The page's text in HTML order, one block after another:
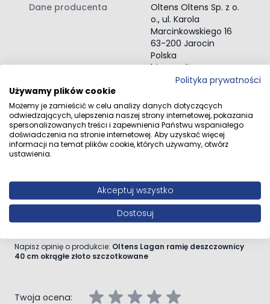
Dane producenta
Oltens Oltens Sp. z o.
o., ul. Karola
Marcinkowskiego 16
63-200 Jarocin
Polska
biuro@oltens.com
Przejdź do całego opisu
Napisz własną recenzję
Napisz opinię o produkcie: Oltens Lagan ramię deszczownicy
40 cm okrągłe złoto szczotkowane
Twoja ocena:
Polityka prywatności
Używamy plików cookie
Możemy je zamieścić w celu analizy danych dotyczących
odwiedzających, ulepszenia naszej strony internetowej, pokazania
spersonalizowanych treści i zapewnienia Państwu wspaniałego
doświadczenia na stronie internetowej. Aby uzyskać więcej
informacji na temat plików cookie, których używamy, otwórz
ustawienia.
Akceptuj wszystko
Dostosuj